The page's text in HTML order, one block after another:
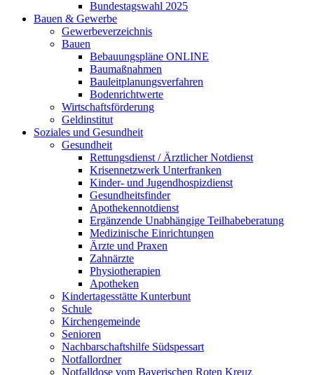
Bundestagswahl 2025
Bauen & Gewerbe
Gewerbeverzeichnis
Bauen
Bebauungspläne ONLINE
Baumaßnahmen
Bauleitplanungsverfahren
Bodenrichtwerte
Wirtschaftsförderung
Geldinstitut
Soziales und Gesundheit
Gesundheit
Rettungsdienst / Ärztlicher Notdienst
Krisennetzwerk Unterfranken
Kinder- und Jugendhospizdienst
Gesundheitsfinder
Apothekennotdienst
Ergänzende Unabhängige Teilhabeberatung
Medizinische Einrichtungen
Ärzte und Praxen
Zahnärzte
Physiotherapien
Apotheken
Kindertagesstätte Kunterbunt
Schule
Kirchengemeinde
Senioren
Nachbarschaftshilfe Südspessart
Notfallordner
Notfalldose vom Bayerischen Roten Kreuz